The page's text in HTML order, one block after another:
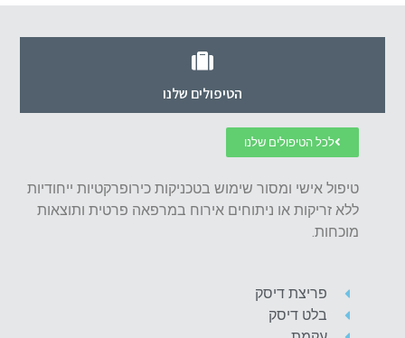
הטיפולים שלנו
כירופרקטיקה
טיפול אישי ומסור שימוש בטכניקות כירופרקטיות ייחודיות
ללא זריקות או ניתוחים אירוח במרפאה פרטית ותוצאות
מוכחות.
פריצת דיסק
בלט דיסק
לכל הטיפולים שלנו